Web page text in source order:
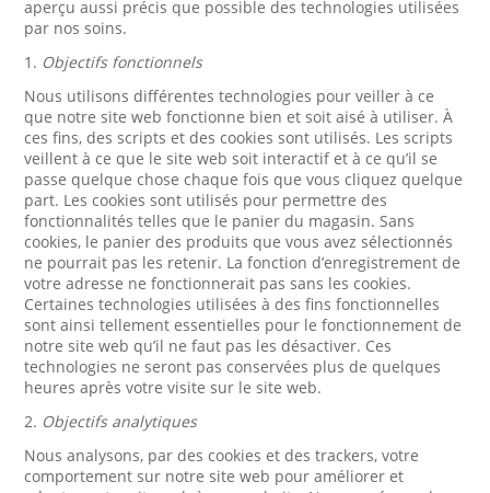
aperçu aussi précis que possible des technologies utilisées
par nos soins.
1. Objectifs fonctionnels
Nous utilisons différentes technologies pour veiller à ce
que notre site web fonctionne bien et soit aisé à utiliser. À
ces fins, des scripts et des cookies sont utilisés. Les scripts
veillent à ce que le site web soit interactif et à ce qu’il se
passe quelque chose chaque fois que vous cliquez quelque
part. Les cookies sont utilisés pour permettre des
fonctionnalités telles que le panier du magasin. Sans
cookies, le panier des produits que vous avez sélectionnés
ne pourrait pas les retenir. La fonction d’enregistrement de
votre adresse ne fonctionnerait pas sans les cookies.
Certaines technologies utilisées à des fins fonctionnelles
sont ainsi tellement essentielles pour le fonctionnement de
notre site web qu’il ne faut pas les désactiver. Ces
technologies ne seront pas conservées plus de quelques
heures après votre visite sur le site web.
2. Objectifs analytiques
Nous analysons, par des cookies et des trackers, votre
comportement sur notre site web pour améliorer et